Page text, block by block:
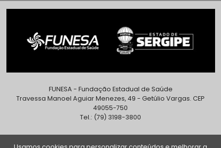
FUNESA - Fundação Estadual de Saúde
Travessa Manoel Aguiar Menezes, 49 - Getúlio Vargas. CEP
49055-750
Tel.: (79) 3198-3800